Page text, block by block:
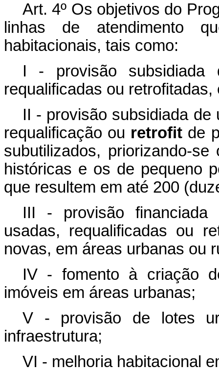
Art. 4º Os objetivos do
linhas de atendimento
habitacionais, tais como:
I - provisão subsidiada
requalificadas ou
II - provisão subsidiada de
requalificação ou retrofit de
subutilizados, priorizando-
históricas e os de pequeno
que resultem em até 200
III - provisão financiada
usadas, requalificadas ou
novas, em áreas urbanas ou
IV - fomento à criação
imóveis em áreas urbanas;
V - provisão de lotes
infraestrutura;
VI - melhoria habitacional